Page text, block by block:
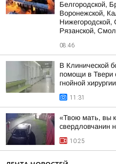
Белгородской,
Воронежской,
Нижегородской,
Рязанской,
08:46
В Клинической
помощи в Твери
гнойной хирургии
11:31
«Твою мать, вы
свердловчанин
10:25